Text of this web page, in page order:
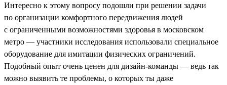
Интересно к этому вопросу подошли при решении задачи
по организации комфортного передвижения людей
с ограниченными возможностями здоровья в московском
метро — участники исследования использовали специальное
оборудование для имитации физических ограничений.
Подобный опыт очень ценен для дизайн-команды — ведь так
можно выявить те проблемы, о которых ты даже